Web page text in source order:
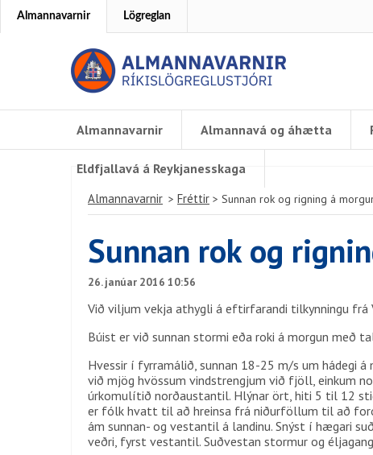
Almannavarnir Lögreglan
Almannavarnir Almannavá og áhætta
Eldfjallavá á Reykjanesskaga
Almannavarnir > Fréttir > Sunnan rok og rigning á
Sunnan rok og
26. janúar 2016 10:56
Við viljum vekja athygli á eftirfarandi tilkynningu frá
Búist er við sunnan stormi eða roki á morgun með
Hvessir í fyrramálið, sunnan 18-25 m/s um hádegi
við mjög hvössum vindstrengjum við fjöll, einkum
úrkomulítið norðaustantil. Hlýnar ört, hiti 5 til 12
er fólk hvatt til að hreinsa frá niðurföllum til að
ám sunnan- og vestantil á landinu. Snýst í hægari
veðri, fyrst vestantil. Suðvestan stormur og